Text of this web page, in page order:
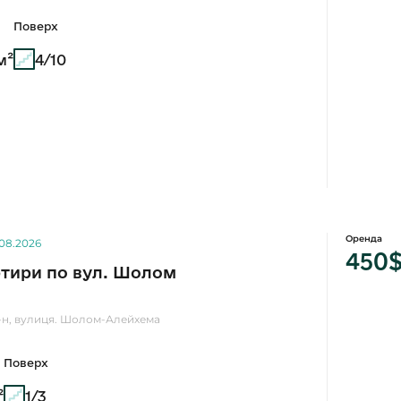
Поверх
4/10
по вул. Шолом
н, вулиця. Шолом-Алейхема
Поверх
1/3
Оренда